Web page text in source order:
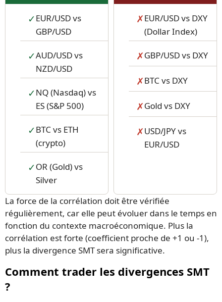
EUR/USD vs
GBP/USD
AUD/USD vs
NZD/USD
NQ (Nasdaq) vs
ES (S&P 500)
BTC vs ETH
(crypto)
OR (Gold) vs
Silver
EUR/USD vs DXY
(Dollar Index)
GBP/USD vs DXY
BTC vs DXY
Gold vs DXY
USD/JPY vs
EUR/USD
La force de la corrélation doit être vérifiée
régulièrement, car elle peut évoluer dans le temps en
fonction du contexte macroéconomique. Plus la
corrélation est forte (coefficient proche de +1 ou -1),
plus la divergence SMT sera significative.
Comment trader les divergences SMT
?